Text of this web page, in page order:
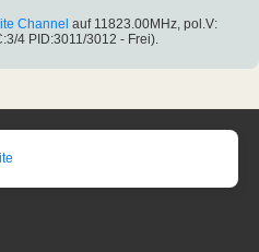
Channel auf 11823.00MHz, pol.V:
4 PID:3011/3012 - Frei).